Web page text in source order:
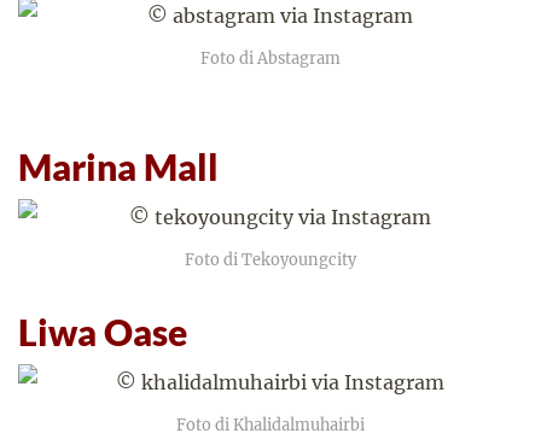
Foto di Abstagram
Marina Mall
Foto di Tekoyoungcity
Liwa Oase
Foto di Khalidalmuhairbi